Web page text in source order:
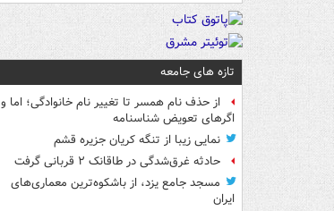
تازه های جامعه
از حذف نام همسر تا تغییر نام خانوادگی؛ اما و
اگرهای تعویض شناسنامه
نمایی زیبا از تنگه کریان جزیره قشم
حادثه غرق‌شدگی در طاقانک ۲ قربانی گرفت
مسجد جامع یزد، از باشکوه‌ترین معماری‌های
ایران